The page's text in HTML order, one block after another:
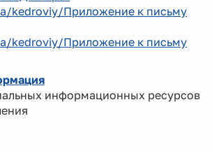
kedroviy/Приложение к письму
kedroviy/Приложение к письму
информационных ресурсов